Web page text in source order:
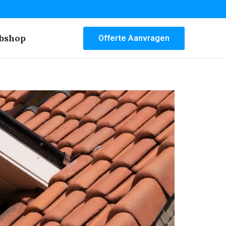
Offerte Aanvragen